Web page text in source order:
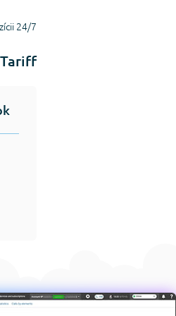
24/7
Tariff